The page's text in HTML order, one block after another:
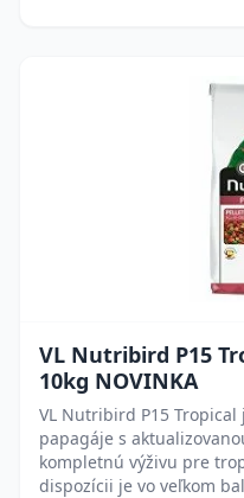
VL Nutribird P15
10kg NOVINKA
VL Nutribird P15
papagáje s
kompletnú výživu pre
dispozícii je vo veľkom